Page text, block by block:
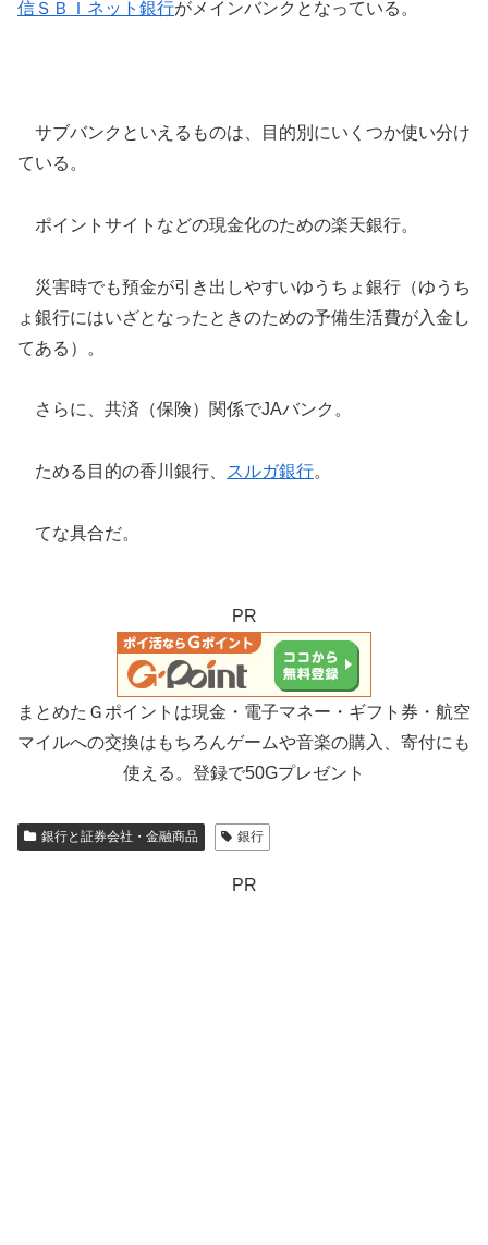
信ＳＢＩネット銀行がメインバンクとなっている。
サブバンクといえるものは、目的別にいくつか使い分け
ている。
ポイントサイトなどの現金化のための楽天銀行。
災害時でも預金が引き出しやすいゆうちょ銀行（ゆうち
ょ銀行にはいざとなったときのための予備生活費が入金し
てある）。
さらに、共済（保険）関係でJAバンク。
ためる目的の香川銀行、 スルガ銀行。
てな具合だ。
PR
まとめたＧポイントは現金・電子マネー・ギフト券・航空
マイルへの交換はもちろんゲームや音楽の購入、寄付にも
使える。登録で50Gプレゼント
銀行と証券会社・金融商品 銀行
PR